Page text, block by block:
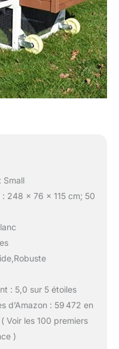
Small
248 x 76 x 115 cm; 50
: 5,0 sur 5 étoiles
d’Amazon : 59 472 en
Voir les 100 premiers
)